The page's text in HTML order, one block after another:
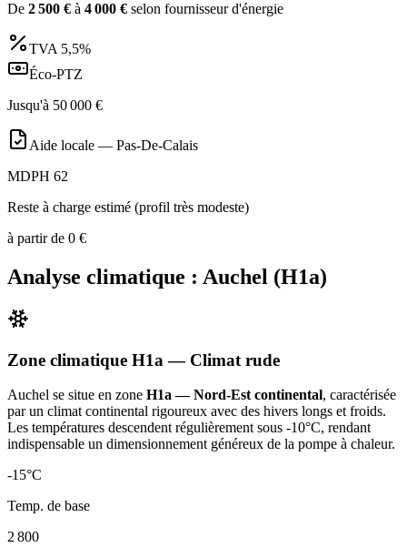
De 2 500 € à 4 000 € selon fournisseur d'énergie
TVA 5,5%
Éco-PTZ
Jusqu'à 50 000 €
Aide locale — Pas-De-Calais
MDPH 62
Reste à charge estimé (profil très modeste)
à partir de 0 €
Analyse climatique : Auchel (H1a)
Zone climatique H1a — Climat rude
Auchel se situe en zone H1a — Nord-Est continental, caractérisée
par un climat continental rigoureux avec des hivers longs et froids.
Les températures descendent régulièrement sous -10°C, rendant
indispensable un dimensionnement généreux de la pompe à chaleur.
-15°C
Temp. de base
2 800